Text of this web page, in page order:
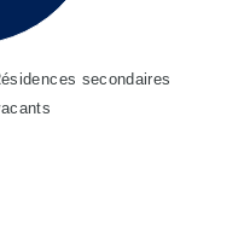
secondaires